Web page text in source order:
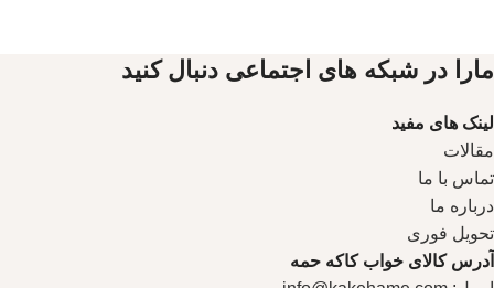
مارا در شبکه های اجتماعی دنبال کنید
لینک های مفید
مقالات
تماس با ما
درباره ما
تحویل فوری
آدرس کالای خواب کاکه حمه